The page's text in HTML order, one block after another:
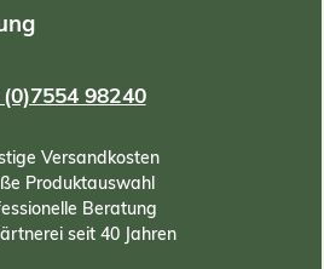
98240
Versandkosten
Produktauswahl
Beratung
seit 40 Jahren